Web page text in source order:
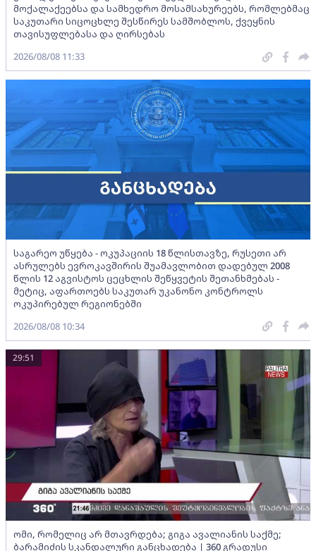
მოქალაქეებსა და სამხედრო მოსამსახურეებს, რომლებმაც
საკუთარი სიცოცხლე შესწირეს სამშობლოს, ქვეყნის
თავისუფლებასა და ღირსებას
2026/08/08 11:33
საგარეო უწყება - ოკუპაციის 18 წლისთავზე, რუსეთი არ
ასრულებს ევროკავშირის შუამავლობით დადებულ 2008
წლის 12 აგვისტოს ცეცხლის შეწყვეტის შეთანხმებას -
მეტიც, აფართოებს საკუთარ უკანონო კონტროლს
ოკუპირებულ რეგიონებში
2026/08/08 10:34
ომი, რომელიც არ მთავრდება; გიგა ავალიანის საქმე;
ბარამიძის სკანდალური განცხადება | 360 გრადუსი
29:51